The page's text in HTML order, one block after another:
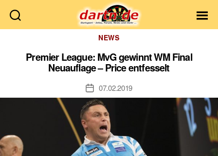
Dartn.de
Kategorien
NEWS
Premier League: MvG gewinnt WM Final
Neuauflage – Price entfesselt
Veröffentlichungsdatum
07.02.2019